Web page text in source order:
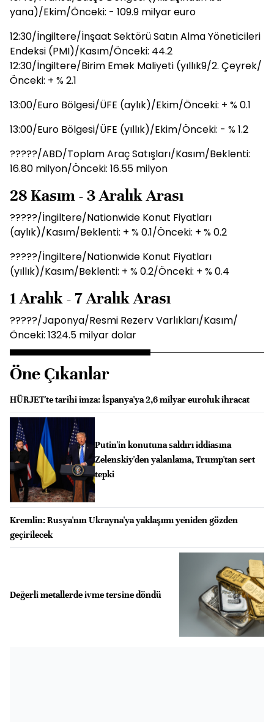
yana)/Ekim/Önceki: - 109.9 milyar euro
12:30/İngiltere/İnşaat Sektörü Satın Alma Yöneticileri
Endeksi (PMI)/Kasım/Önceki: 44.2
12:30/İngiltere/Birim Emek Maliyeti (yıllık9/2. Çeyrek/
Önceki: + % 2.1
13:00/Euro Bölgesi/ÜFE (aylık)/Ekim/Önceki: + % 0.1
13:00/Euro Bölgesi/ÜFE (yıllık)/Ekim/Önceki: - % 1.2
?????/ABD/Toplam Araç Satışları/Kasım/Beklenti:
16.80 milyon/Önceki: 16.55 milyon
28 Kasım - 3 Aralık Arası
?????/İngiltere/Nationwide Konut Fiyatları
(aylık)/Kasım/Beklenti: + % 0.1/Önceki: + % 0.2
?????/İngiltere/Nationwide Konut Fiyatları
(yıllık)/Kasım/Beklenti: + % 0.2/Önceki: + % 0.4
1 Aralık - 7 Aralık Arası
?????/Japonya/Resmi Rezerv Varlıkları/Kasım/
Önceki: 1324.5 milyar dolar
Öne Çıkanlar
HÜRJET'te tarihi imza: İspanya'ya 2,6 milyar euroluk ihracat
Putin'in konutuna saldırı iddiasına
Zelenskiy'den yalanlama, Trump'tan sert
tepki
Kremlin: Rusya'nın Ukrayna'ya yaklaşımı yeniden gözden
geçirilecek
Değerli metallerde ivme tersine döndü